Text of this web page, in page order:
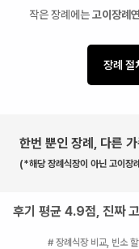
작은 장례에는고이장례
장례 절
한번 뿐인 장례, 다른
(*해당 장례식장이 아닌 고이장
후기 평균 4.9점, 진짜
# 장례식장 비교, 빈소